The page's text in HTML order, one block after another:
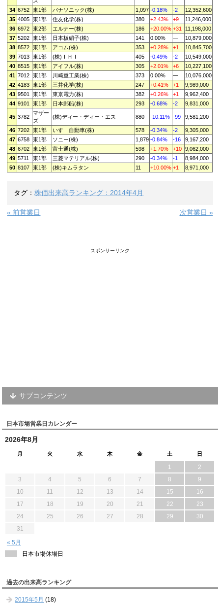
34 6752 東1部 パナソニック(株) 1,097 -0.18% -2
12,352,600
35 4005 東1部 住友化学(株) 380 +2.43% +9
11,246,000
36 6972 東2部 エルナー(株) 186 +20.00% +31
11,198,000
37 5202 東1部 日本板硝子(株) 141 0.00% —
10,879,000
38 8572 東1部 アコム(株) 353 +0.28% +1
10,845,700
39 7013 東1部 (株)ＩＨＩ 405 -0.49% -2
10,549,000
40 8515 東1部 アイフル(株) 305 +2.01% +6
10,227,100
41 7012 東1部 川崎重工業(株) 373 0.00% —
10,076,000
42 4183 東1部 三井化学(株) 247 +0.41% +1
9,989,000
43 9501 東1部 東京電力(株) 382 +0.26% +1
9,962,400
44 9101 東1部 日本郵船(株) 293 -0.68% -2 9,831,000
45 3782
マザー
ズ
(株)ディー・ディー・エス 880 -10.11% -99 9,581,200
46 7202 東1部 いすゞ自動車(株) 578 -0.34% -2
9,305,000
47 6758 東1部 ソニー(株) 1,879 -0.84% -16
9,167,200
48 6702 東1部 富士通(株) 598 +1.70% +10
9,062,000
49 5711 東1部 三菱マテリアル(株) 290 -0.34% -1
8,984,000
50 8107 東1部 (株)キムラタン 11 +10.00% +1 8,971,000
タグ：株価出来高ランキング：2014年4月
« 前営業日 次営業日 »
スポンサーリンク
サブコンテンツ
日本市場営業日カレンダー
2026年8月
月 火 水 木 金 土 日
« 5月
1
2
3
4 5 6 7 8
9
10
11 12 13 14 15
16
17
18 19 20 21 22
23
24
25 26 27 28 29
30
31
日本市場休場日
過去の出来高ランキング
2015年5月 (18)